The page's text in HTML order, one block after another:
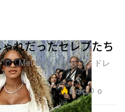
れだったセレブたち
「Met Gala」のベストドレ
3.6K 0